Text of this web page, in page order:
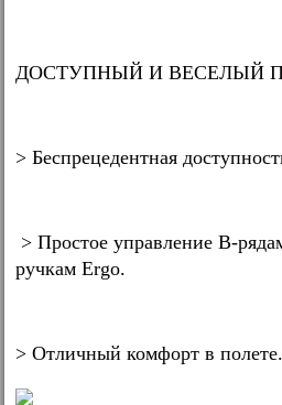
ДОСТУПНЫЙ И ВЕСЕЛЫЙ
> Беспрецедентная
> Простое управление B-
ручкам Ergo.
> Отличный комфорт в полете.